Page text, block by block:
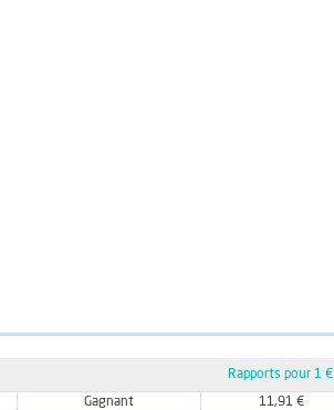
Rapports pour 1 €
Gagnant
11,91 €